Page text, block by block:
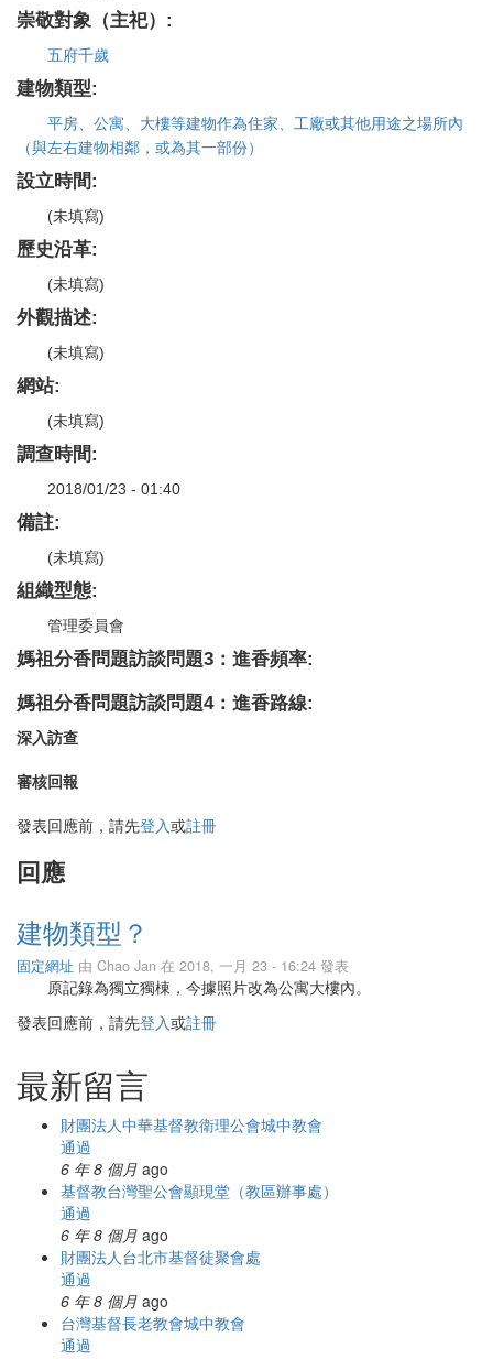
崇敬對象（主祀）:
五府千歲
建物類型:
平房、公寓、大樓等建物作為住家、工廠或其他用途之場所內
（與左右建物相鄰，或為其一部份）
設立時間:
(未填寫)
歷史沿革:
(未填寫)
外觀描述:
(未填寫)
網站:
(未填寫)
調查時間:
2018/01/23 - 01:40
備註:
(未填寫)
組織型態:
管理委員會
媽祖分香問題訪談問題3：進香頻率:
媽祖分香問題訪談問題4：進香路線:
深入訪查
審核回報
發表回應前，請先登入或註冊
回應
建物類型？
固定網址 由 Chao Jan 在 2018, 一月 23 - 16:24 發表
原記錄為獨立獨棟，今據照片改為公寓大樓內。
發表回應前，請先登入或註冊
最新留言
財團法人中華基督教衛理公會城中教會
通過
6 年 8 個月 ago
基督教台灣聖公會顯現堂（教區辦事處）
通過
6 年 8 個月 ago
財團法人台北市基督徒聚會處
通過
6 年 8 個月 ago
台灣基督長老教會城中教會
通過